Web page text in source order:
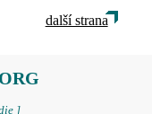
další strana
]